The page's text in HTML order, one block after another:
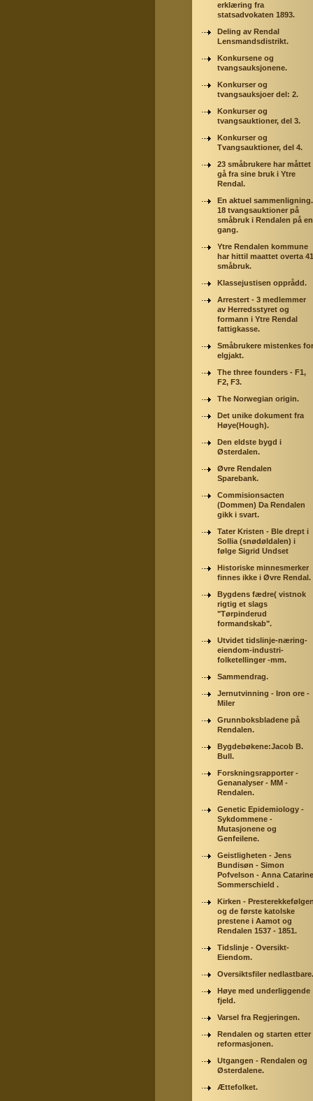
erklæring fra
statsadvokaten 1893.
Deling av Rendal
Lensmandsdistrikt.
Konkursene og
tvangsauksjonene.
Konkurser og
tvangsauksjoer del: 2.
Konkurser og
tvangsauktioner, del 3.
Konkurser og
Tvangsauktioner, del 4.
23 småbrukere har måttet
gå fra sine bruk i Ytre
Rendal.
En aktuel sammenligning.
18 tvangsauktioner på
småbruk i Rendalen på en
gang.
Ytre Rendalen kommune
har hittil maattet overta 41
småbruk.
Klassejustisen opprådd.
Arrestert - 3 medlemmer
av Herredsstyret og
formann i Ytre Rendal
fattigkasse.
Småbrukere mistenkes for
elgjakt.
The three founders - F1,
F2, F3.
The Norwegian origin.
Det unike dokument fra
Høye(Hough).
Den eldste bygd i
Østerdalen.
Øvre Rendalen
Sparebank.
Commisionsacten
(Dommen) Da Rendalen
gikk i svart.
Tater Kristen - Ble drept i
Sollia (snødøldalen) i
følge Sigrid Undset
Historiske minnesmerker
finnes ikke i Øvre Rendal.
Bygdens fædre( vistnok
rigtig et slags
"Tørpinderud
formandskab".
Utvidet tidslinje-næring-
eiendom-industri-
folketellinger -mm.
Sammendrag.
Jernutvinning - Iron ore -
Miler
Grunnboksbladene på
Rendalen.
Bygdebøkene:Jacob B.
Bull.
Forskningsrapporter -
Genanalyser - MM -
Rendalen.
Genetic Epidemiology -
Sykdommene -
Mutasjonene og
Genfeilene.
Geistligheten - Jens
Bundisøn - Simon
Pofvelson - Anna Catarine
Sommerschield .
Kirken -
og de første katolske
prestene i Aamot og
Rendalen 1537 - 1851.
Tidslinje - Oversikt-
Eiendom.
Oversiktsfiler nedlastbare.
Høye med underliggende
fjeld.
Varsel fra Regjeringen.
Rendalen og starten etter
reformasjonen.
Utgangen - Rendalen og
Østerdalene.
Ættefolket.